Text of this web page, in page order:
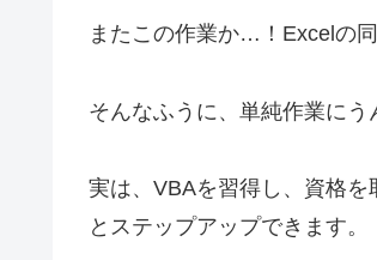
またこの作業か…！Excelの
そんなふうに、単純作業にう
実は、VBAを習得し、資格
とステップアップできます。